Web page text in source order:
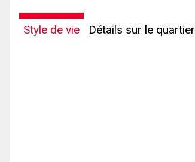
Style de vie Détails sur le quartier